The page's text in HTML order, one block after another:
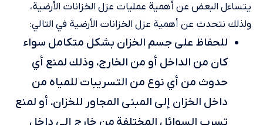
يتساءل البعض عن أهمية عمليات عزل الخزانات الأرضية،
ولذلك نتحدث عن أهمية عزل الخزانات الأرضية في التالي:
للحفاظ على جسم الخزان بشكل متكامل سواء
كان من الداخل أو من الخارج، وذلك لمنع أي
حدوث من أي نوع من التسريبات للمياه من
داخل الخزان إلى المبنى المجاور للخزان، أو لمنع